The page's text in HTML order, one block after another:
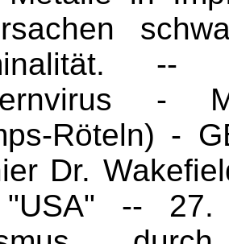
--
-
Röteln) -
Dr.
-- 27.